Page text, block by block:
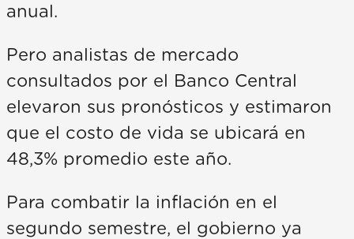
anual.
Pero analistas de mercado
consultados por el Banco Central
elevaron sus pronósticos y estimaron
que el costo de vida se ubicará en
48,3% promedio este año.
Para combatir la inflación en el
segundo semestre, el gobierno ya